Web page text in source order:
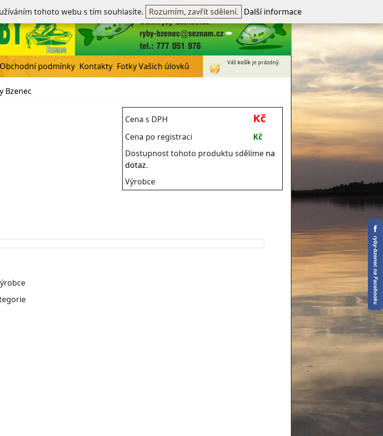
Nepřihlášen -přihlásit~Registrovat
Obchodní podmínky Kontakty Fotky Vašich úlovků Váš košík je prázdný.
Bzenec
Cena s DPH Kč
Cena po registraci
Kč
Dostupnost tohoto produktu sdělíme na
dotaz.
Výrobce
tohoto webu s tím souhlasíte. Rozumím, zavřít sdělení. Další informace